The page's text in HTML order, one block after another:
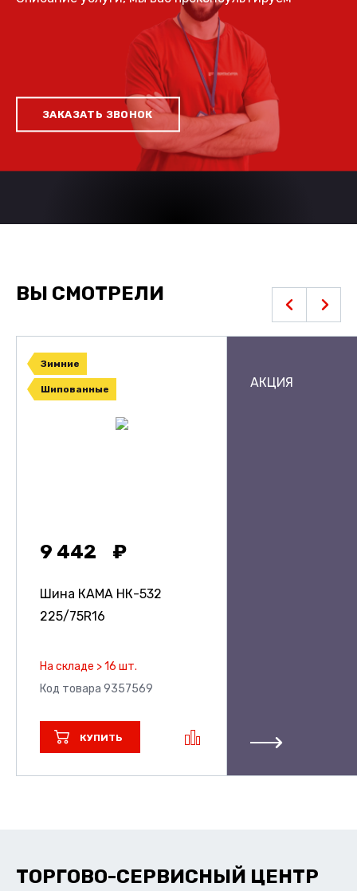
ЗАКАЗАТЬ ЗВОНОК
ВЫ СМОТРЕЛИ
Зимние
Шипованные
9 442
Шина КАМА НК-532
225/75R16
На складе > 16 шт.
Код товара 9357569
КУПИТЬ
АКЦИЯ
ТОРГОВО-СЕРВИСНЫЙ ЦЕНТР